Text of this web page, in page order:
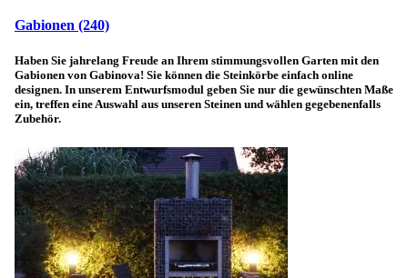
Gabionen (240)
Haben Sie jahrelang Freude an Ihrem stimmungsvollen Garten mit den
Gabionen von Gabinova! Sie können die Steinkörbe einfach online
designen. In unserem Entwurfsmodul geben Sie nur die gewünschten Maße
ein, treffen eine Auswahl aus unseren Steinen und wählen gegebenenfalls
Zubehör.